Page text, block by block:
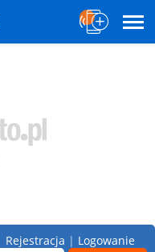
Rejestracja | Logowanie